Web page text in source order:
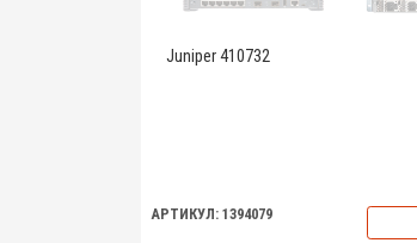
Juniper 410732
АРТИКУЛ: 1394079